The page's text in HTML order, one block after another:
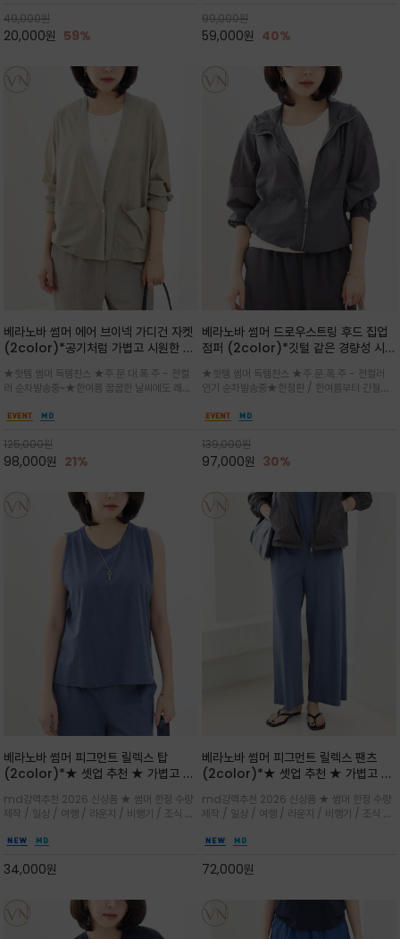
49,000원
20,000원 59%
99,000원
59,000원 40%
베라노바 썸머 에어 브이넥 가디건 자켓
(2color)*공기처럼 가볍고 시원한 나
브이넥 디자인이라 부담없이 쓱쓱~걸치
는 꾸안꾸!!가볍고 바스락한 나일론 블렌
드 소재감이 세련된 무드를 더해주는 가
★핫템 썸머 득템찬스 ★주.문.대.폭.주 - 전컬
러 순차발송중~★한여름 꿉꿉한 날씨에도 쾌적
일 자켓은 가벼운 무게감과 방수성 덕분에 여름
등과 밸런스를 맞춥니다
125,000원
98,000원 21%
베라노바 썸머 드로우스트링 후드 집업
점퍼 (2color)*깃털 같은 경량성 시원
(Volume Fit)가볍지만 입체적인 실
루엣을 유지하는 구조적 디자인
★핫템 썸머 득템찬스 ★주.문.폭.주 - 전컬러
인기 순차발송중★한정판 / 한여름부터 간절기
단 스토퍼 디테일로 핏 조절이 가능해 실용적/바
가볍게 비치는 세련된후드
139,000원
97,000원 30%
베라노바 썸머 피그먼트 릴렉스 탑
(2color)*★ 셋업 추천 ★ 가볍고 부
튼 소재로 완성
md강력추천 2026 신상품 ★ 썸머 한정 수량
제작 / 일상 / 여행 / 라운지 / 비행기 / 조식 /
그먼트로 제작되어 편하고 가볍게 후회없으실 아
34,000원
베라노바 썸머 피그먼트 릴렉스 팬츠
(2color)*★ 셋업 추천 ★ 가볍고 부
튼 소재로 완성
md강력추천 2026 신상품 ★ 썸머 한정 수량
제작 / 일상 / 여행 / 라운지 / 비행기 / 조식 /
그먼트로 제작되어 편하고 가볍게 후회없으실 아
72,000원